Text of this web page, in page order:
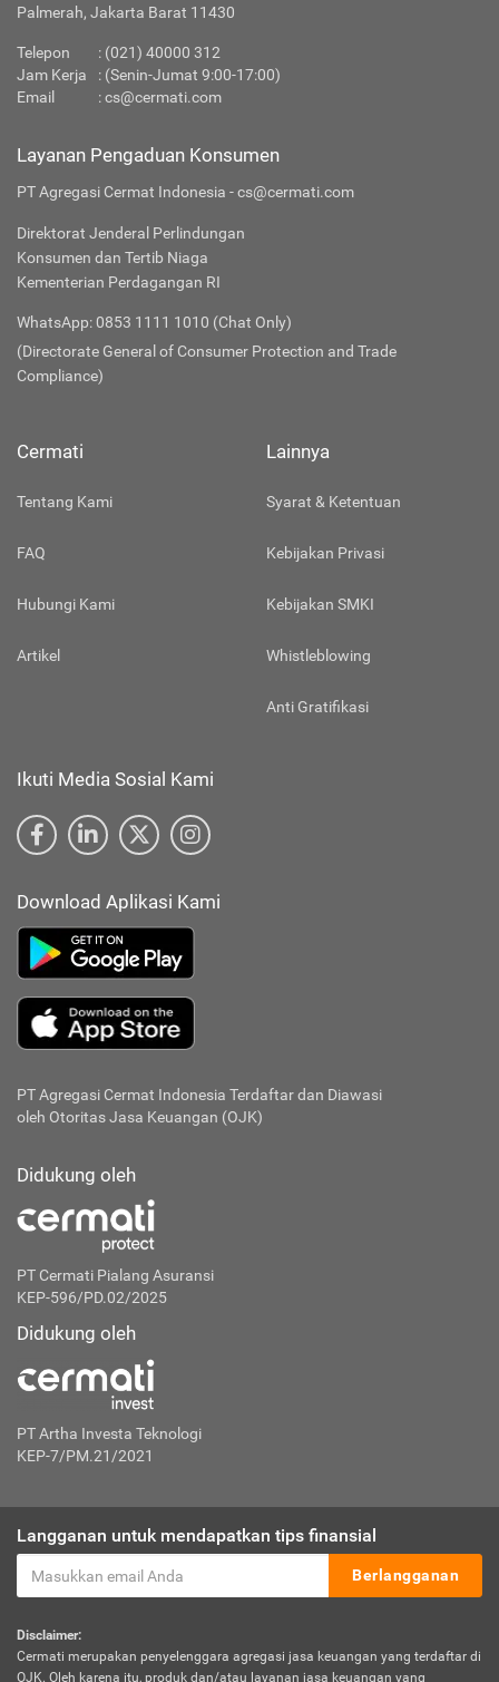
Palmerah, Jakarta Barat 11430
Telepon : (021) 40000 312
Jam Kerja
: (Senin-Jumat 9:00-17:00)
Email
:cs@cermati.com
Layanan Pengaduan Konsumen
PT Agregasi Cermat Indonesia - cs@cermati.com
Direktorat Jenderal Perlindungan
Konsumen dan Tertib Niaga
Kementerian Perdagangan RI
WhatsApp: 0853 1111 1010 (Chat Only)
(Directorate General of Consumer Protection and Trade
Compliance)
Cermati
Tentang Kami
FAQ
Hubungi Kami
Artikel
Lainnya
Syarat & Ketentuan
Kebijakan Privasi
Kebijakan SMKI
Whistleblowing
Anti Gratifikasi
Ikuti Media Sosial Kami
Download Aplikasi Kami
PT Agregasi Cermat Indonesia Terdaftar dan Diawasi
oleh Otoritas Jasa Keuangan (OJK)
Didukung oleh
PT Cermati Pialang Asuransi
KEP-596/PD.02/2025
Didukung oleh
PT Artha Investa Teknologi
KEP-7/PM.21/2021
Langganan untuk mendapatkan tips finansial
Berlangganan
Disclaimer:
Cermati merupakan penyelenggara agregasi jasa keuangan yang terdaftar di
OJK. Oleh karena itu, produk dan/atau layanan jasa keuangan yang